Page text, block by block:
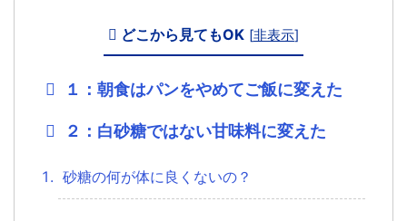
どこから見てもOK [非表示]
１：朝食はパンをやめてご飯に変えた
２：白砂糖ではない甘味料に変えた
砂糖の何が体に良くないの？